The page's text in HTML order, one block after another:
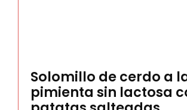
Solomillo de cerdo a
pimienta sin lactosa